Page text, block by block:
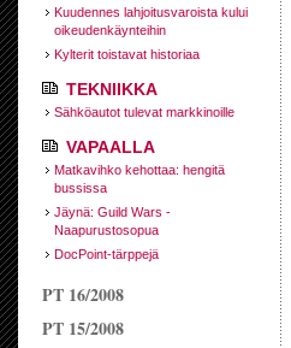
Kuudennes lahjoitusvaroista kului
oikeudenkäynteihin
Kylterit toistavat historiaa
TEKNIIKKA
Sähköautot tulevat markkinoille
VAPAALLA
Matkavihko kehottaa: hengitä
bussissa
Jäynä: Guild Wars -
Naapurustosopua
DocPoint-tärppejä
PT 16/2008
PT 15/2008